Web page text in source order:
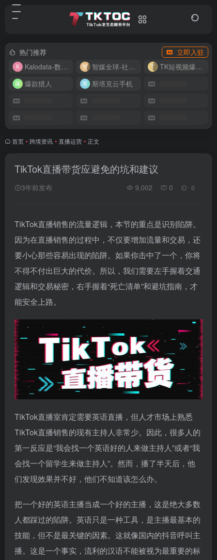
热门推荐
立即入驻
Kalodata-数据分析平台
智媒全球-社媒管理平台
TK短视频爆款复刻
爆款猎人
斯塔克云手机
首页 • 跨境资讯 • 直播运营 • 正文
TikTok直播带货应避免的坑和建议
3年前发布 9,002 0 0
TikTok直播销售的流量逻辑，本节的重点是识别陷阱。
因为在直播销售的过程中，不仅要增加流量和交易，还
要小心那些容易出现的陷阱。如果你击中了一个，你将
不得不付出巨大的代价。所以，我们需要左手握着交通
逻辑和交易秘密，右手握着“死亡清单”和避坑指南，才
能安全上路。
TikTok直播室肯定需要英语直播，但人才市场上熟悉
TikTok直播销售的现有主持人非常少。因此，很多人的
第一反应是“我会找一个英语好的人来做主持人”或者“我
会找一个留学生来做主持人”。然而，播了半天后，他
们发现效果并不好，他们不知道该怎么办。
把一个好的英语主播当成一个好的主播，这是绝大多数
人都踩过的陷阱。英语只是一种工具，是主播最基本的
技能，但不是最关键的因素。这就像国内的抖音呼叫主
播。这是一个事实，流利的汉语不能被视为最重要的标